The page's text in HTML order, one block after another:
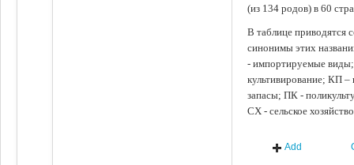
(из 134 родов) в 60
В таблице приводятся
синонимы этих
- импортируемые
культивирование; КП
запасы; ПК -
СХ - сельское
Add